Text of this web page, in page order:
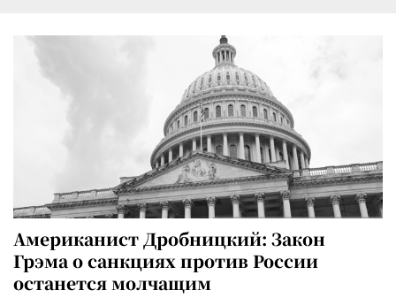
Американист Дробницкий: Закон
Грэма о санкциях против России
останется молчащим